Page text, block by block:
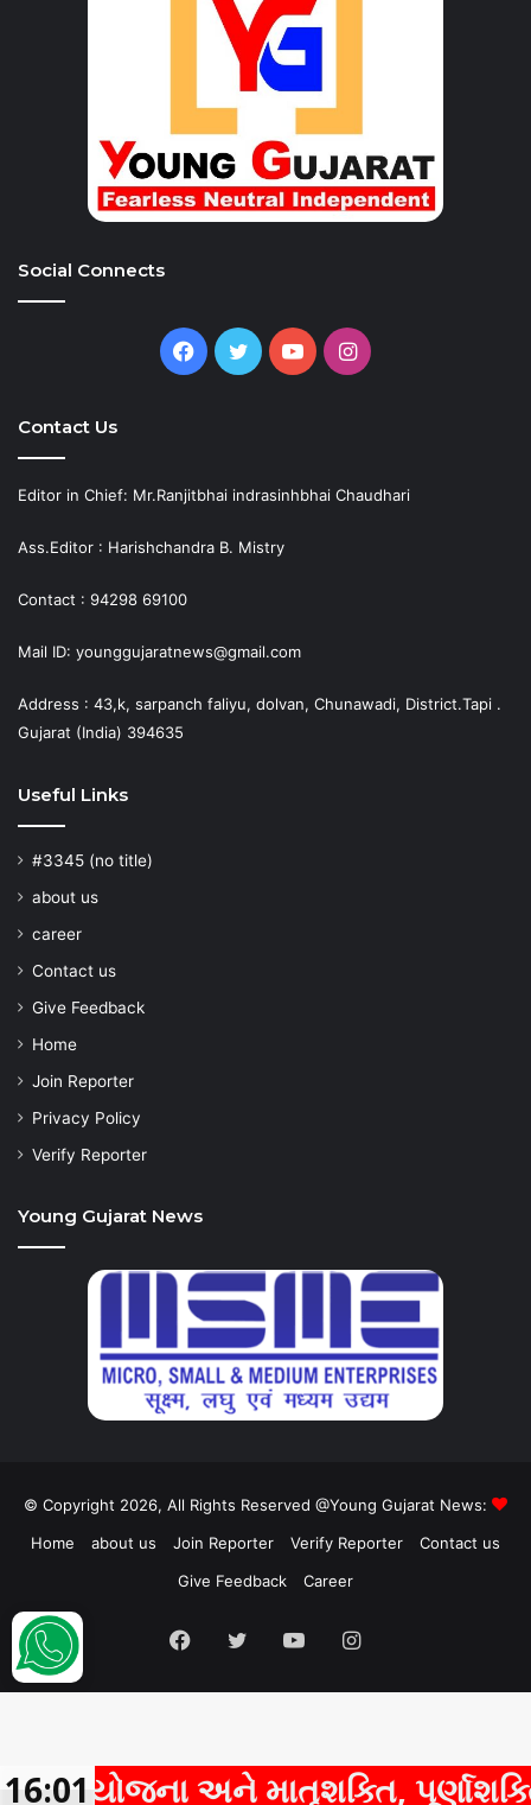
Social Connects
Facebook
TwitterYouTubeInstagram
Contact Us
Editor in Chief: Mr.Ranjitbhai indrasinhbhai Chaudhari
Ass.Editor : Harishchandra B. Mistry
Contact : 94298 69100
Mail ID: younggujaratnews@gmail.com
Address : 43,k, sarpanch faliyu, dolvan, Chunawadi, District.Tapi .
Gujarat (India) 394635
Useful Links
#3345 (no title)
about us
career
Contact us
Give Feedback
Home
Join Reporter
Privacy Policy
Verify Reporter
Young Gujarat News
© Copyright 2026, All Rights Reserved @Young Gujarat News:
Home
about us Join Reporter Verify Reporter
Contact us
Give Feedback
Career
Facebook
TwitterYouTubeInstagram
યોજના અને માતૃશક્તિ, પૂર્ણાશક્તિ
16:01